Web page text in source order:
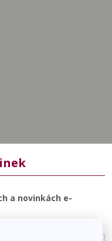
a novinkách e-